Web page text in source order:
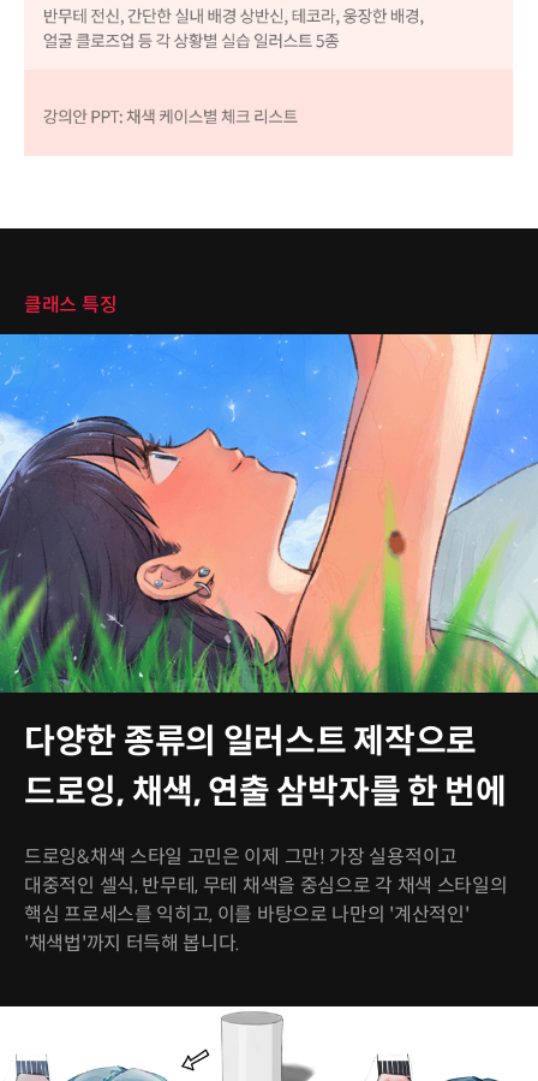
클래스 특징
다양한 종류의 일러스트 제작으로
드로잉, 채색, 연출 삼박자를 한 번에
드로잉&채색 스타일 고민은 이제 그만! 가장 실용적이고
대중적인 셀식, 반무테, 무테 채색을 중심으로 각 채색 스타일의
핵심 프로세스를 익히고, 이를 바탕으로 나만의 '계산적인'
'채색법'까지 터득해 봅니다.